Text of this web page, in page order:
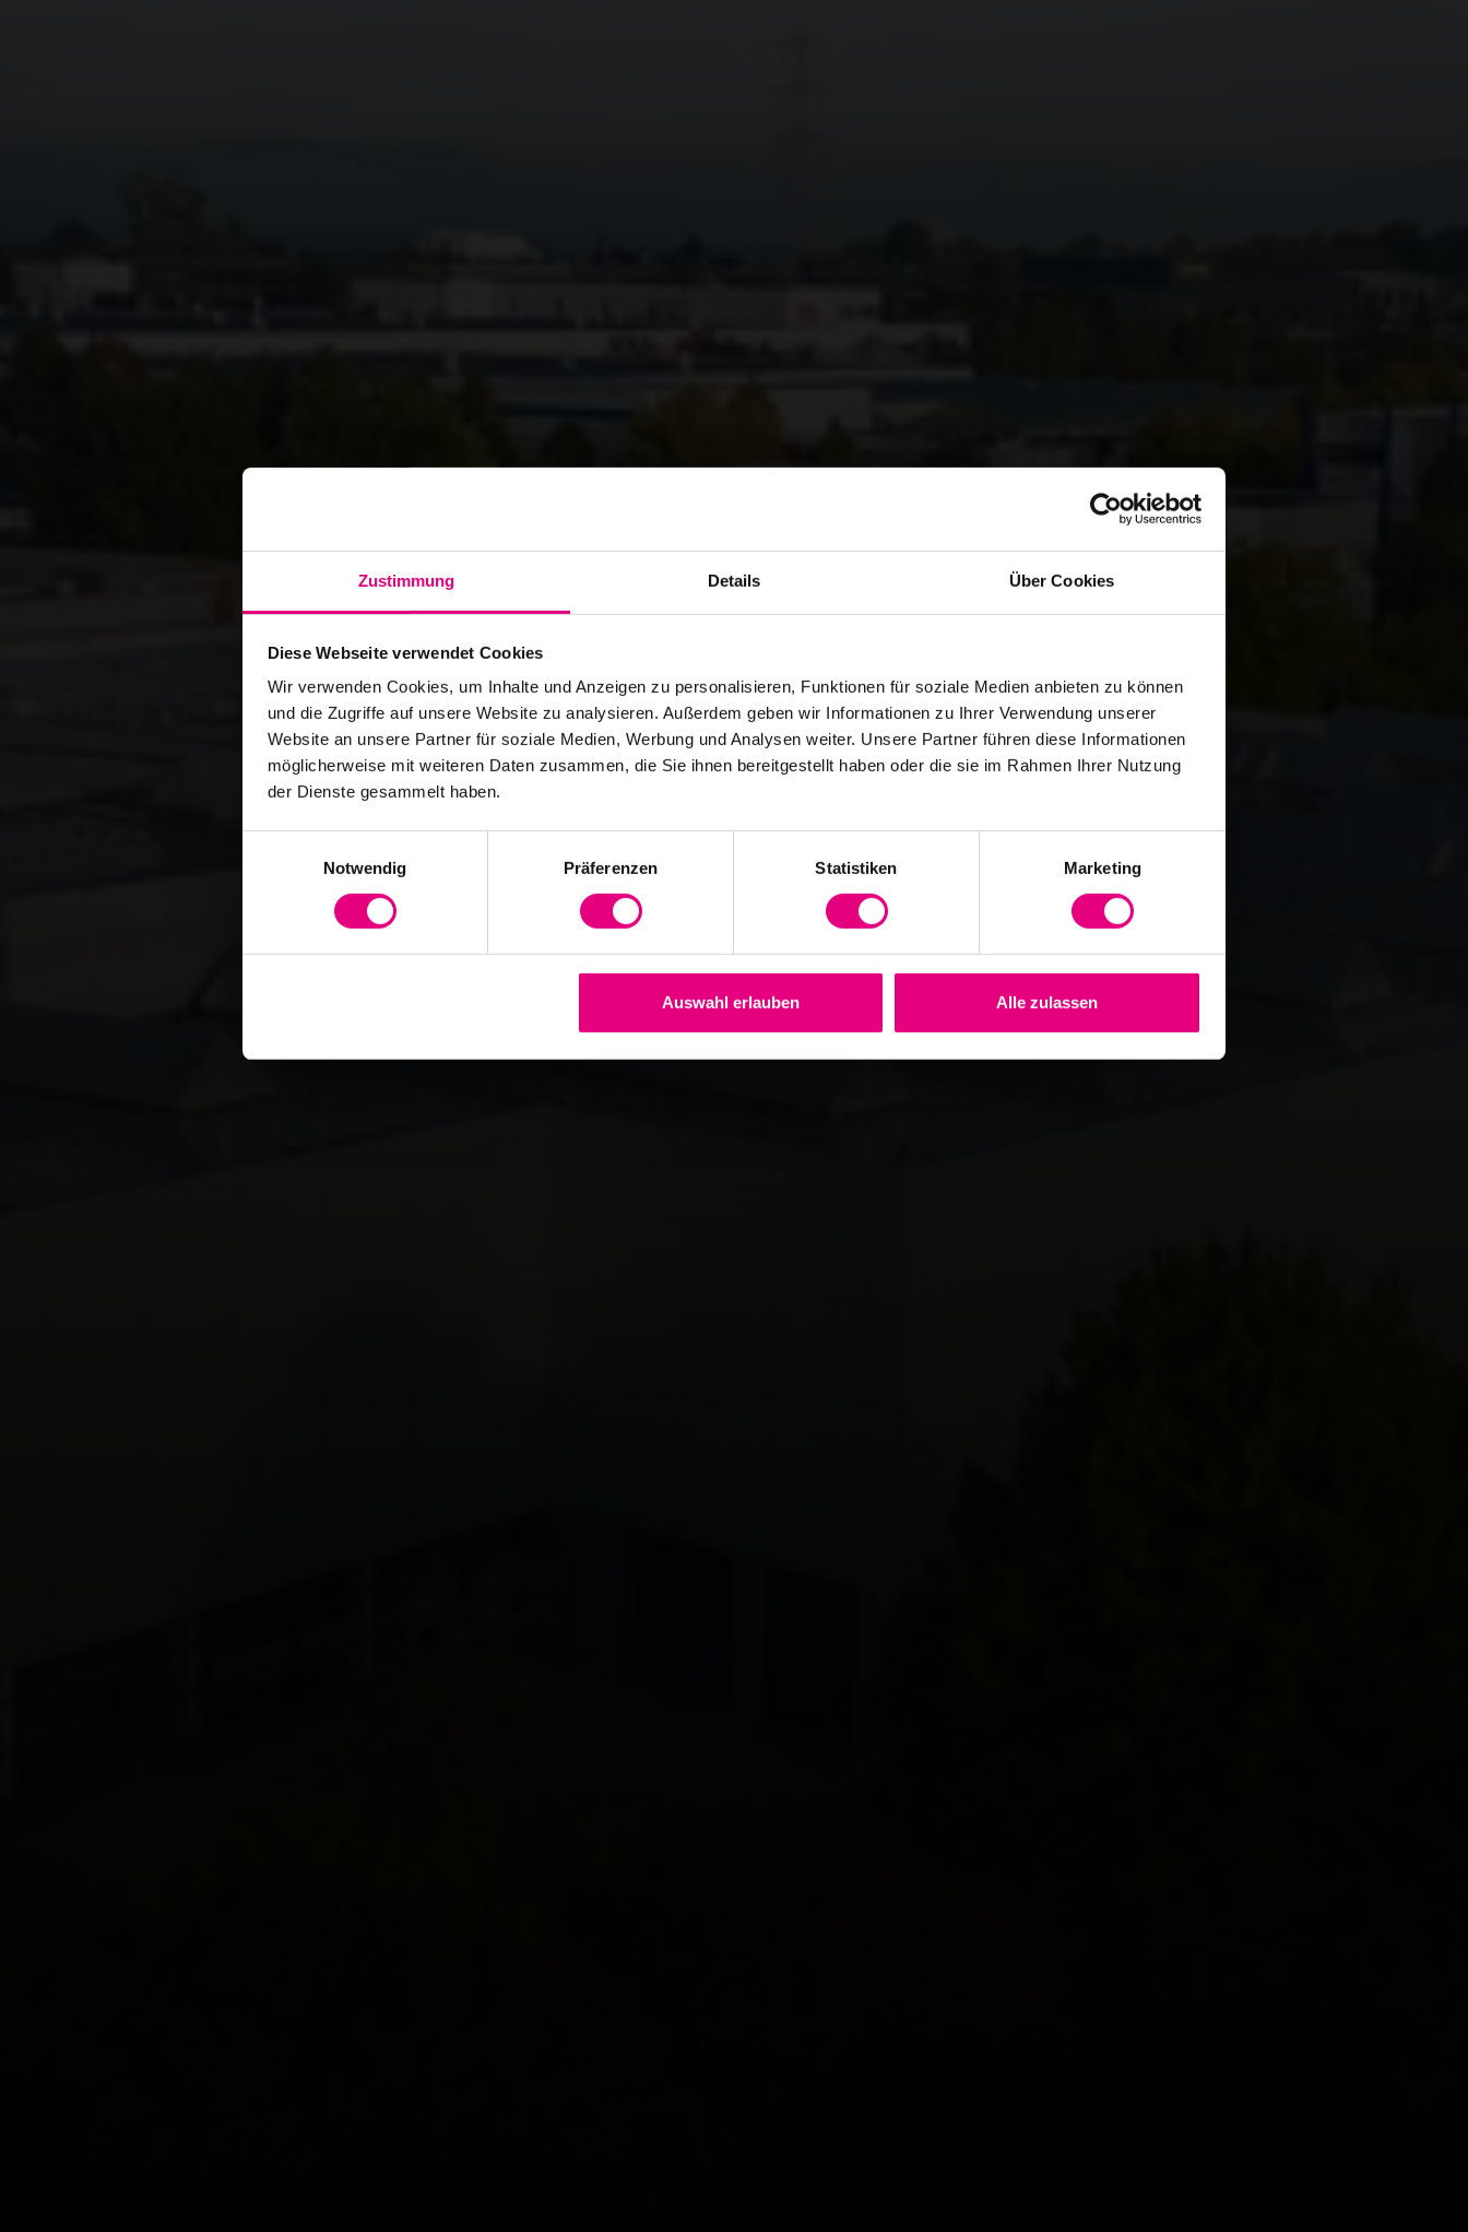
Zustimmung Details Über Cookies
Diese Webseite verwendet Cookies
Wir verwenden Cookies, um Inhalte und Anzeigen zu personalisieren, Funktionen für soziale Medien anbieten zu können
und die Zugriffe auf unsere Website zu analysieren. Außerdem geben wir Informationen zu Ihrer Verwendung unserer
Website an unsere Partner für soziale Medien, Werbung und Analysen weiter. Unsere Partner führen diese Informationen
möglicherweise mit weiteren Daten zusammen, die Sie ihnen bereitgestellt haben oder die sie im Rahmen Ihrer Nutzung
der Dienste gesammelt haben.
Notwendig
Präferenzen Statistiken Marketing
Auswahl erlauben Alle zulassen